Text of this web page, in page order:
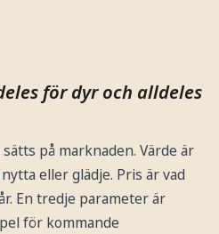
för dyr och alldeles
på marknaden. Värde är
eller glädje. Pris är vad
En tredje parameter är
för kommande